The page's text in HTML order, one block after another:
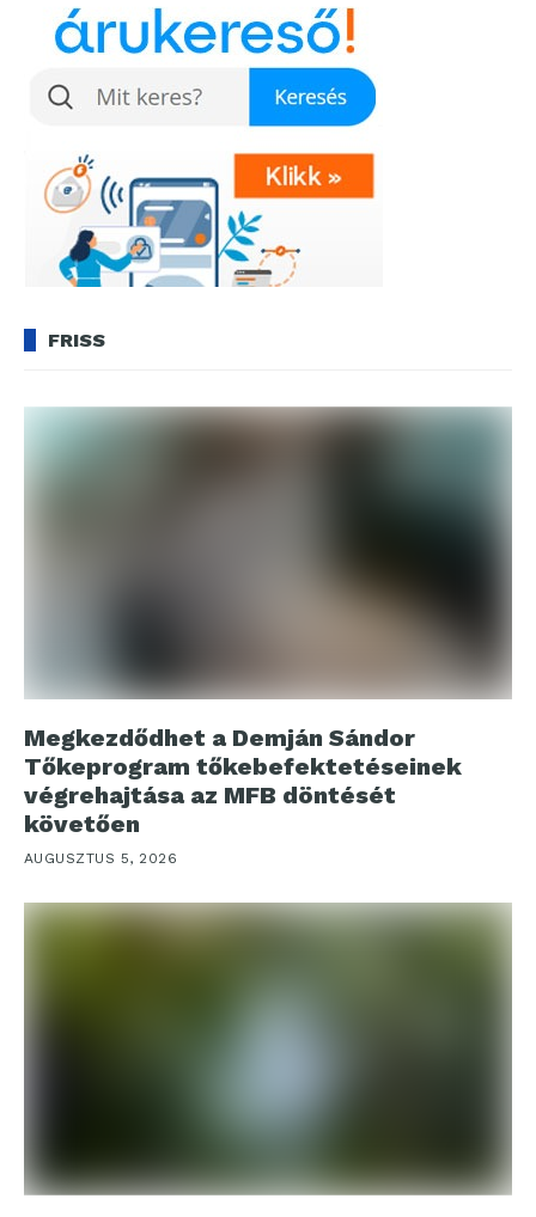
FRISS
Megkezdődhet a Demján Sándor
Tőkeprogram tőkebefektetéseinek
végrehajtása az MFB döntését
követően
AUGUSZTUS 5, 2026